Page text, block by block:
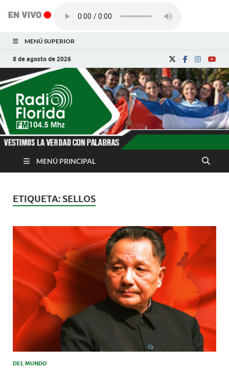
MENÚ SUPERIOR
8 de agosto de 2026
Radio Florida de
Cuba
Noticias y Actualidades de Florida, Camagüey,
MENÚ PRINCIPAL
ETIQUETA: SELLOS
DEL MUNDO